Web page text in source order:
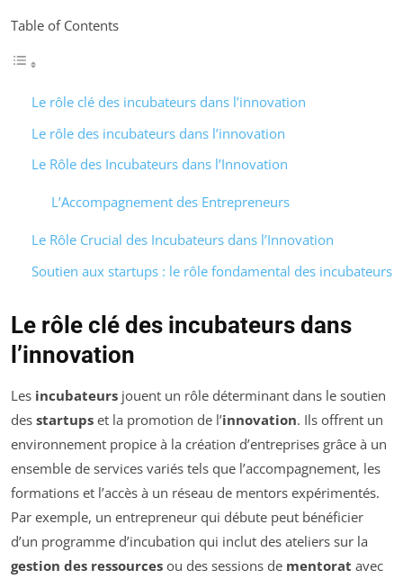
Table of Contents
Le rôle clé des incubateurs dans l’innovation
Le rôle des incubateurs dans l’innovation
Le Rôle des Incubateurs dans l’Innovation
L’Accompagnement des Entrepreneurs
Le Rôle Crucial des Incubateurs dans l’Innovation
Soutien aux startups : le rôle fondamental des incubateurs
Le rôle clé des incubateurs dans
l’innovation
Les incubateurs jouent un rôle déterminant dans le soutien
des startups et la promotion de l’innovation. Ils offrent un
environnement propice à la création d’entreprises grâce à un
ensemble de services variés tels que l’accompagnement, les
formations et l’accès à un réseau de mentors expérimentés.
Par exemple, un entrepreneur qui débute peut bénéficier
d’un programme d’incubation qui inclut des ateliers sur la
gestion des ressources ou des sessions de mentorat avec